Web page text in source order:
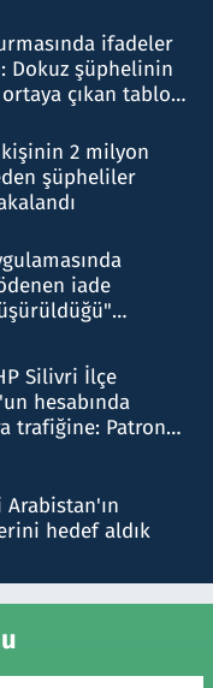
ifadeler
Dokuz şüphelinin
çıkan tablo
2 milyon
şüpheliler
iade
Silivri İlçe
hesabında
trafiğine: Patron
hedef aldık